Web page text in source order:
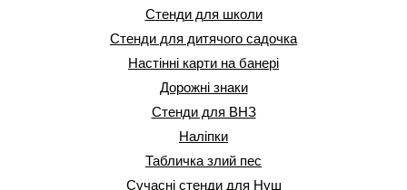
Стенди для школи
Стенди для дитячого садочка
Настінні карти на банері
Дорожні знаки
Стенди для ВНЗ
Наліпки
Табличка злий пес
Сучасні стенди для Нуш